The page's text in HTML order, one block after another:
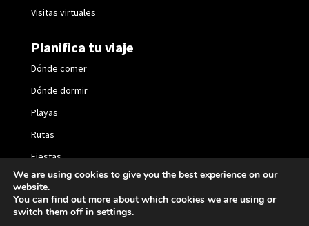
Visitas virtuales
Planifica tu viaje
Dónde comer
Dónde dormir
Playas
Rutas
Fiestas
We are using cookies to give you the best experience on our
website.
You can find out more about which cookies we are using or
switch them off in settings.